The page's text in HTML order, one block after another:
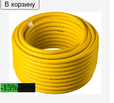
В корзину
-15%